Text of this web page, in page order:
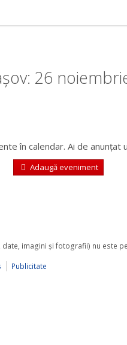
26
în calendar. Ai de anunțat
Adaugă eveniment
imagini şi fotografii) nu este
Publicitate